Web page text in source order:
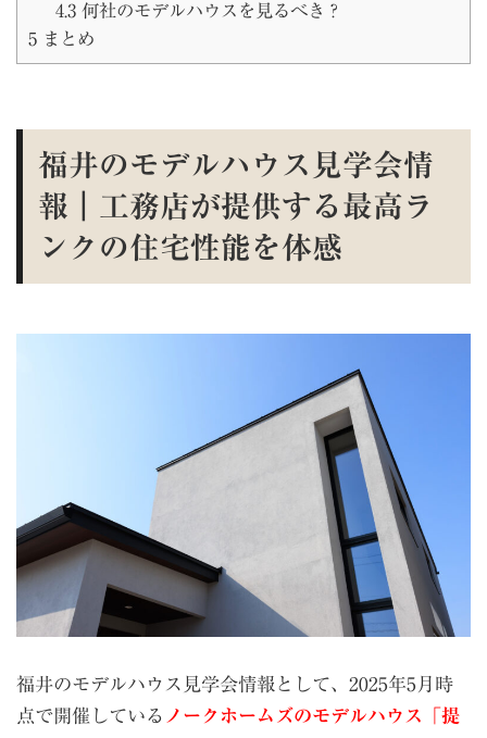
4.3何社のモデルハウスを見るべき？
5 まとめ
福井のモデルハウス見学会情
報｜工務店が提供する最高ラ
ンクの住宅性能を体感
福井のモデルハウス見学会情報として、2025年5月時
点で開催している ノークホームズのモデルハウス「提